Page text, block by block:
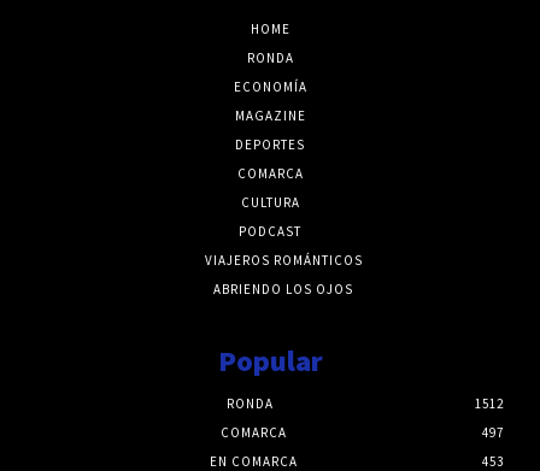
HOME
RONDA
ECONOMÍA
MAGAZINE
DEPORTES
COMARCA
CULTURA
PODCAST
VIAJEROS ROMÁNTICOS
ABRIENDO LOS OJOS
Popular
RONDA
1512
COMARCA
497
EN COMARCA
453